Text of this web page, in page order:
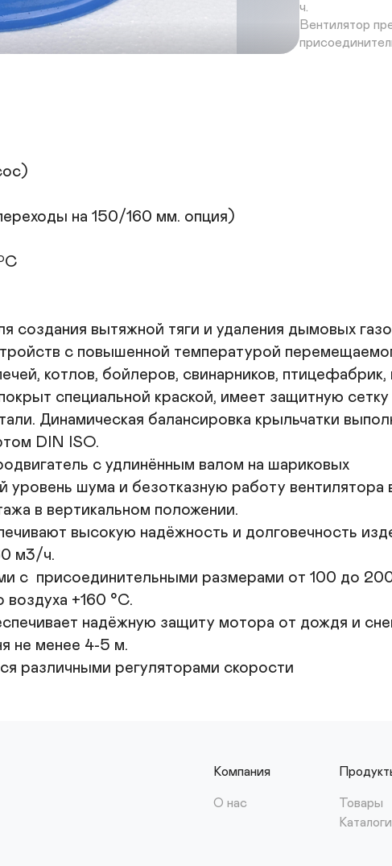
ч.
Вентилятор
на 150/160 мм. опция)
создания вытяжной тяги и удаления дымовых
с повышенной температурой
котлов, бойлеров, свинарников, птицефабрик,
специальной краской, имеет защитную
Динамическая балансировка крыльчатки
DIN ISO.
с удлинённым валом на шариковых
уровень шума и безотказную работу вентилятора
в вертикальном положении.
высокую надёжность и долговечность
м3/ч.
с  присоединительными размерами от 100 до
+160 °С.
надёжную защиту мотора от дождя и
не менее 4-5 м.
различными регуляторами скорости
Компания
О нас
Товары
Каталоги